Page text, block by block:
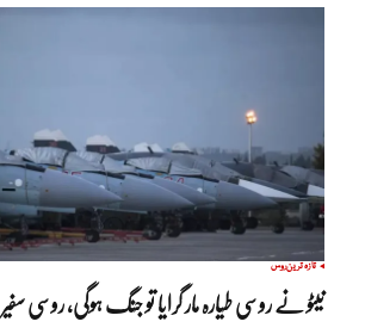
تازہ ترینروس
نیٹو نے روسی طیارہ مار گرایا تو جنگ ہوگی، روسی سفیر